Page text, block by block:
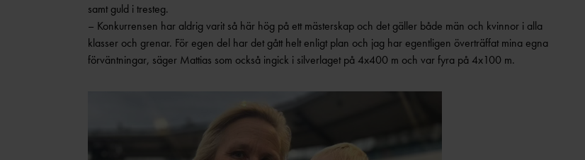
samt guld i tresteg.
– Konkurrensen har aldrig varit så här hög på ett mästerskap och det gäller både män och kvinnor i alla
klasser och grenar. För egen del har det gått helt enligt plan och jag har egentligen överträffat mina egna
förväntningar, säger Mattias som också ingick i silverlaget på 4x400 m och var fyra på 4x100 m.